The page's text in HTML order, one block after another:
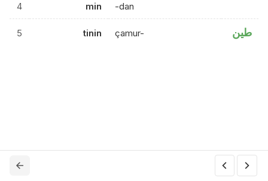
4 min -dan
5 tinin çamur- طين